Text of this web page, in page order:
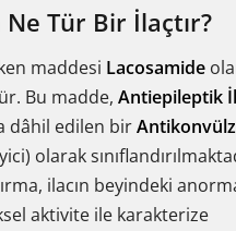
Tür Bir İlaçtır?
maddesi Lacosamide
Bu madde, Antiepileptik
dâhil edilen bir
olarak
ilacın beyindeki
aktivite ile karakterize